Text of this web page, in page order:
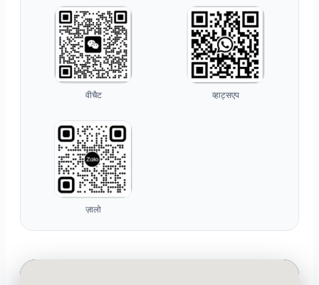
वीचैट व्हाट्सएप
ज़ालो